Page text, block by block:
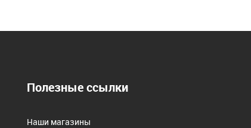
Полезные ссылки
Наши магазины